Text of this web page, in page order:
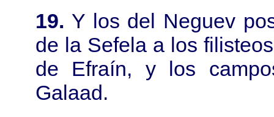
19. Y los del Neguev
de la Sefela a los
de Efraín, y los
Galaad.